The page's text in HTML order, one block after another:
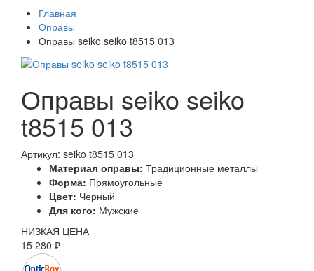
Главная
Оправы
Оправы seiko seiko t8515 013
Оправы seiko seiko
t8515 013
Артикул: seiko t8515 013
Материал оправы: Традиционные металлы
Форма: Прямоугольные
Цвет: Черный
Для кого: Мужские
НИЗКАЯ ЦЕНА
15 280 ₽